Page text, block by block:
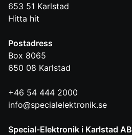
653 51 Karlstad
Hitta hit
Postadress
Box 8065
650 08 Karlstad
+46 54 444 2000
info@specialelektronik.se
Special-Elektronik i Karlstad AB